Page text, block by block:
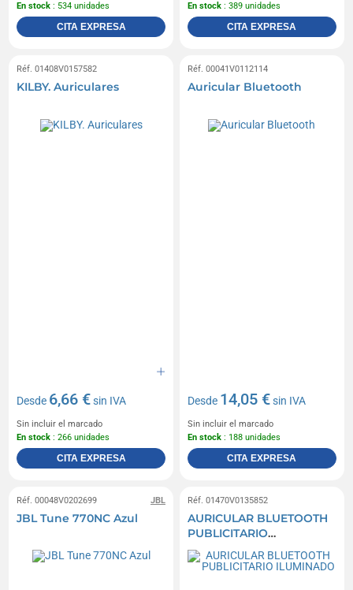
En stock : 534 unidades
CITA EXPRESA
En stock : 389 unidades
CITA EXPRESA
Réf. 01408V0157582
KILBY. Auriculares
Desde 6,66 €sin IVA
Sin incluir el marcado
En stock : 266 unidades
CITA EXPRESA
Réf. 00041V0112114
Auricular Bluetooth
Desde 14,05 €sin IVA
Sin incluir el marcado
En stock : 188 unidades
CITA EXPRESA
JBL
Réf. 00048V0202699
JBL Tune 770NC Azul
Réf. 01470V0135852
AURICULAR BLUETOOTH
PUBLICITARIO
ILUMINADO